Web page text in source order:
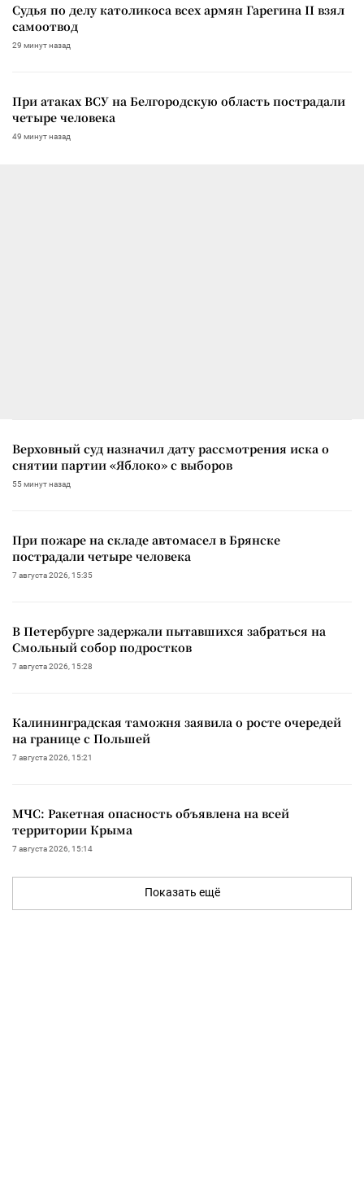
Судья по делу католикоса всех армян Гарегина II взял
самоотвод
29 минут назад
При атаках ВСУ на Белгородскую область пострадали
четыре человека
49 минут назад
Верховный суд назначил дату рассмотрения иска о
снятии партии «Яблоко» с выборов
55 минут назад
При пожаре на складе автомасел в Брянске
пострадали четыре человека
7 августа 2026, 15:35
В Петербурге задержали пытавшихся забраться на
Смольный собор подростков
7 августа 2026, 15:28
Калининградская таможня заявила о росте очередей
на границе с Польшей
7 августа 2026, 15:21
МЧС: Ракетная опасность объявлена на всей
территории Крыма
7 августа 2026, 15:14
Показать ещё